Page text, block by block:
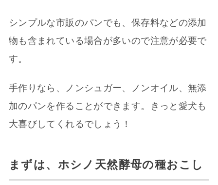
シンプルな市販のパンでも、保存料などの添加
物も含まれている場合が多いので注意が必要で
す。
手作りなら、ノンシュガー、ノンオイル、無添
加のパンを作ることができます。きっと愛犬も
大喜びしてくれるでしょう！
まずは、ホシノ天然酵母の種おこし